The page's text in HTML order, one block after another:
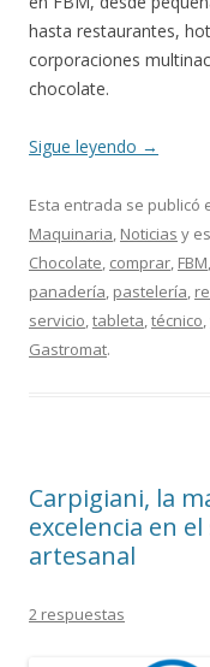
hasta restaurantes,
corporaciones
chocolate.
Sigue leyendo →
Esta entrada se publicó
Maquinaria, Noticias y
Chocolate, comprar, FBM,
panadería, pastelería,
servicio,tableta,técnico,
Gastromat.
Carpigiani, la
excelencia en
artesanal
2 respuestas